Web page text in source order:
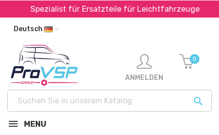
Spezialist für Ersatzteile für Leichtfahrzeuge
Deutsch

ANMELDEN
0
MENU